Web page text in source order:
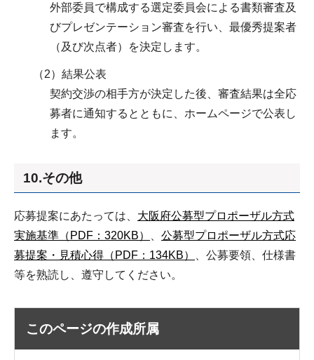
外部委員で構成する選定委員会による書類審査及
びプレゼンテーション審査を行い、最優秀提案者
（及び次点者）を決定します。
（2）結果公表
契約交渉の相手方が決定した後、審査結果は全応
募者に通知するとともに、ホームページで公表し
ます。
10.その他
応募提案にあたっては、 大阪府公募型プロポーザル方式
実施基準（PDF：320KB）
公募型プロポーザル方式応
募提案・見積心得（PDF：134KB）
、公募要領、仕様書
等を熟読し、遵守してください。
このページの作成所属